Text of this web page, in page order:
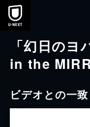
本文へスキップ
「幻日の
in the
ビデオとの一致